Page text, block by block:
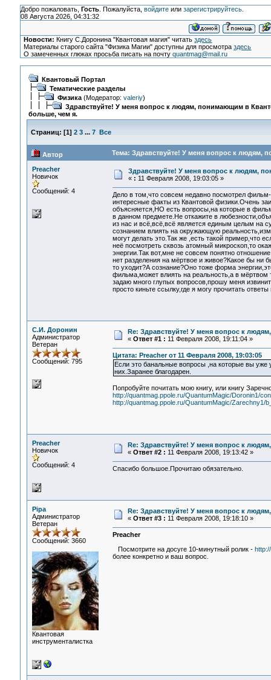
Добро пожаловать, Гость. Пожалуйста, войдитеили зарегистрируйтесь.
08 Августа 2026, 04:31:32
Новости: Книгу С.Доронина "Квантовая магия" читатьздесь
Материалы старого сайта "Физика Магии" доступны для просмотраздесь
О замеченных глюках просьба писать на почтуquantmag@mail.ru
Квантовый Портал
Тематические разделы
Физика(Модератор: valeriy)
Здравствуйте! У меня вопрос к людям, понимающим в
больше, чем я.
Страниц: [1] 2 3 ... 7 Все
Автор Тема: Здравствуйте! У меня вопрос к людям,
Preacher
Новичок
Сообщений: 4
Здравствуйте! У меня вопрос к людям,
« : 11 Февраля 2008, 19:03:05 »
Дело в том,что совсем недавно посмотрел
интересные факты из Квантовой физики.Очень
объясняется,НО есть вопросы,на которые в
в данном предмете.Не откажите в
из нас и всё,всё,всё является единым целым на
сознанием влиять на окружающую
могут делать это.Так же ,есть такой пример,что
неё посмотреть сквозь атомный микроскоп,то
энергии.Так вот,мне не совсем понятно
нет разделения на мёртвое и живое?Какое бы ни
то уходит?А сознание?Оно тоже форма
фильма,может влиять на реальность,а в мёртвом
задаю много глупых вопросов,прошу меня
просто киньте ссылку,где я могу прочитать
С.И. Доронин
Администратор
Ветеран
Сообщений: 795
Re: Здравствуйте! У меня вопрос к
« Ответ #1 : 11 Февраля 2008, 19:11:04 »
Цитата: Preacher от 11 Февраля 2008, 19:03:05
Если это банальные вопросы ,на которые вы уже
них.Заранее благодарен.
Попробуйте почитать мою книгу, или книгу
http://quantmag.ppole.ru/QuantumMagic/Doronin1/
http://quantmag.ppole.ru/QuantumMagic/Zarechny1/
Preacher
Новичок
Сообщений: 4
Re: Здравствуйте! У меня вопрос к
« Ответ #2 : 11 Февраля 2008, 19:13:42 »
Спасибо большое.Прочитаю обязательно.
Pipa
Администратор
Ветеран
Сообщений: 3660
Квантовая
инструменталистка
Re: Здравствуйте! У меня вопрос к
« Ответ #3 : 11 Февраля 2008, 19:18:10 »
Preacher
Посмотрите на досуге 10-минутный ролик -
более конкретно и ваш вопрос.